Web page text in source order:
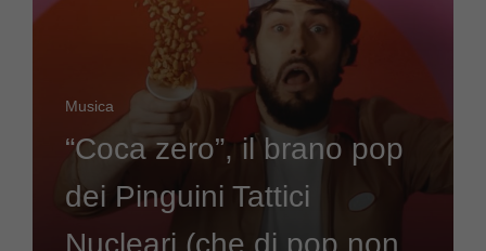
Musica
“Coca zero”, il brano pop
dei Pinguini Tattici
Nucleari (che di pop non